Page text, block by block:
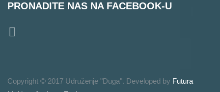
PRONADITE NAS NA FACEBOOK-U
Copyright © 2017 Udruženje "Duga". Developed by Futura